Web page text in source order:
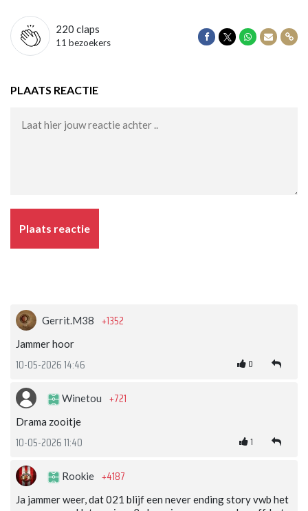
220 claps
11 bezoekers
Delen op Facebook
Delen op Twitter
Delen op
Delen
PLAATS REACTIE
Plaats reactie
Gerrit.M38 +1352
Jammer hoor
10-05-2026 14:46 0
Winetou +721
Drama zooitje
10-05-2026 11:40 1
Rookie +4187
Ja jammer weer, dat 021 blijf een never ending story vwb het